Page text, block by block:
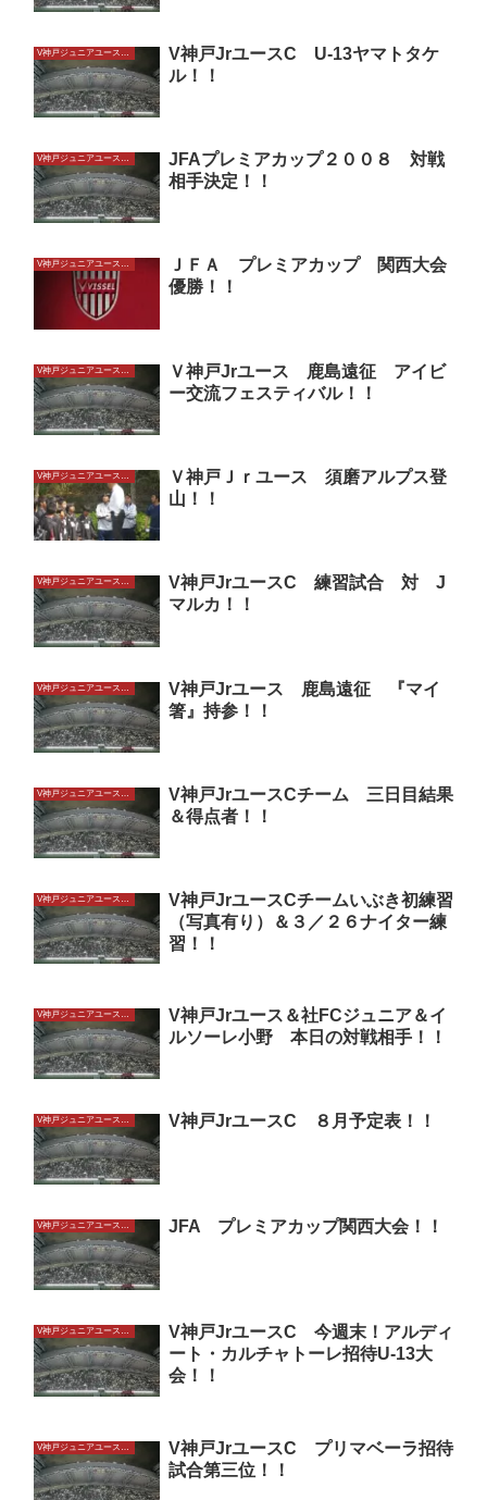
V神戸ジュニアユースU13
V神戸JrユースC U-13ヤマトタケ
ル！！
V神戸ジュニアユースU13
JFAプレミアカップ２００８ 対戦
相手決定！！
V神戸ジュニアユースU13
ＪＦＡ プレミアカップ 関西大会
優勝！！
Ｖ神戸Jrユース 鹿島遠征 アイビ
ー交流フェスティバル！！
V神戸ジュニアユースU13
Ｖ神戸Ｊｒユース 須磨アルプス登
山！！
V神戸ジュニアユースU13
V神戸JrユースC 練習試合 対 J
マルカ！！
V神戸Jrユース 鹿島遠征 『マイ
箸』持参！！
V神戸JrユースCチーム 三日目結果
＆得点者！！
V神戸JrユースCチームいぶき初練習
（写真有り）＆３／２６ナイター練
習！！
V神戸ジュニアユースU13
V神戸Jrユース＆社FCジュニア＆イ
ルソーレ小野 本日の対戦相手！！
V神戸ジュニアユースU13 V神戸JrユースC ８月予定表！！
V神戸ジュニアユースU13 JFA プレミアカップ関西大会！！
V神戸ジュニアユースU13
V神戸JrユースC 今週末！アルディ
ート・カルチャトーレ招待U-13大
会！！
V神戸JrユースC プリマベーラ招待
試合第三位！！